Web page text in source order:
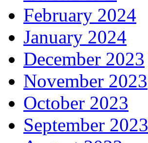
February 2024
January 2024
December 2023
November 2023
October 2023
September 2023